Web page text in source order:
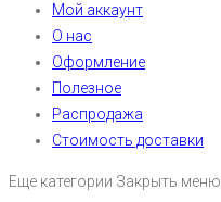
Мой аккаунт
О нас
Оформление
Полезное
Распродажа
Стоимость доставки
Еще категории Закрыть меню